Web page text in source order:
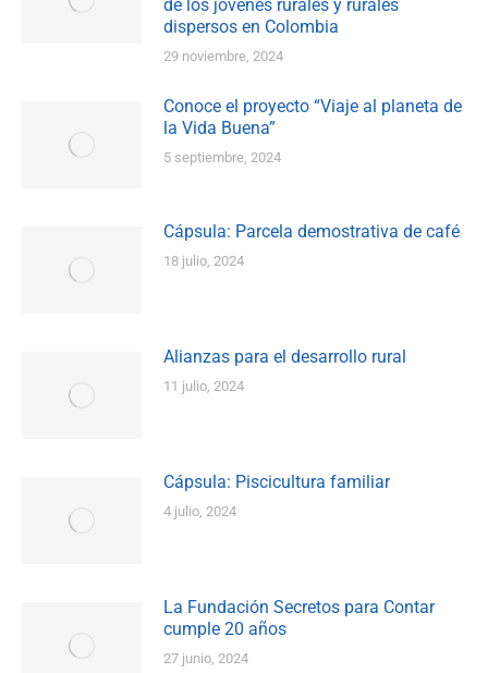
de los jóvenes rurales y rurales
dispersos en Colombia
29 noviembre, 2024
Conoce el proyecto “Viaje al planeta de
la Vida Buena”
5 septiembre, 2024
Cápsula: Parcela demostrativa de café
18 julio, 2024
Alianzas para el desarrollo rural
11 julio, 2024
Cápsula: Piscicultura familiar
4 julio, 2024
La Fundación Secretos para Contar
cumple 20 años
27 junio, 2024